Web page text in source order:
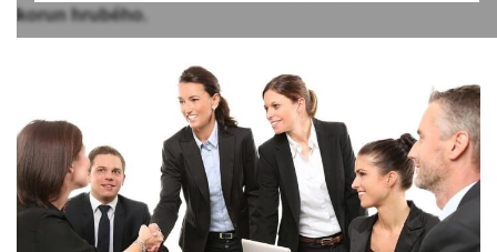
korun hrubého.